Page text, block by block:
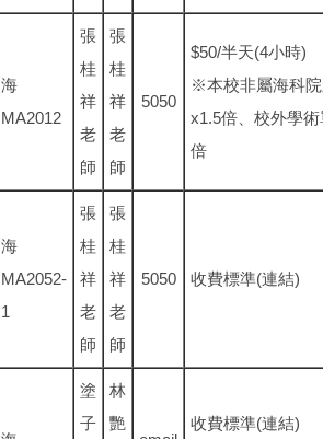
海
MA2012
張
桂
祥
老
師
張
桂
祥
老
師
5050
$50/半天(4小時)
※本校非屬海科
x1.5倍、校外學
倍
海
MA2052-
1
張
桂
祥
老
師
張
桂
祥
老
師
5050 收費標準(連結)
塗
子
林
艷
收費標準(連結)